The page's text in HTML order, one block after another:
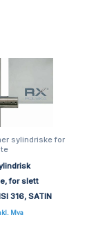
sylindriske for
for slett
316, SATIN
Mva